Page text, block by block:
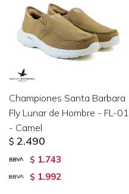
Championes Santa Barbara
Fly Lunar de Hombre - FL-01
- Camel
$ 2.490
$ 1.743
$ 1.992